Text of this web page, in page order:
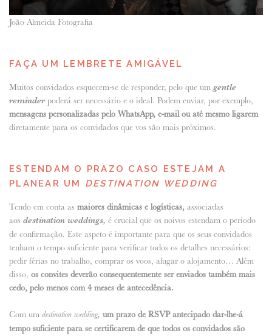
João Almeida Fotografia
FAÇA UM LEMBRETE AMIGÁVEL
Muitos convidados esquecem-se de responder, pelo que um gentle
reminder poderá ser necessário e o ideal. Podem enviar, por exemplo,
mensagens personalizadas pelo WhatsApp, e-mail ou até mesmo ligarem
diretamente para os convidados que vos são mais próximos.
ESTENDAM O PRAZO CASO ESTEJAM A
PLANEAR UM DESTINATION WEDDING
Tendo em conta as maiores dinâmicas e logísticas, associadas
aos destination weddings, é crucial que os noivos estendam o período
de confirmação. Este aspeto é importante para que os seus convidados
tenham o tempo suficiente para verificar todos os detalhes necessários:
pedir férias no trabalho, comprar os voos, alugar o alojamento… Além
disso, os convites deverão consequentemente ser enviados também mais
cedo, pelo menos com 4 meses de antecedência.
Com um destination wedding, um prazo de RSVP antecipado dar-lhe-á
tempo suficiente para se certificarem de que todos os convidados são